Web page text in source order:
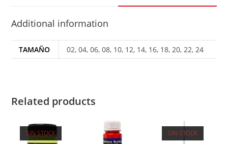
Additional information
TAMAÑO 02, 04, 06, 08, 10, 12, 14, 16, 18, 20, 22, 24
Related products
SIN STOCK SIN STOCK